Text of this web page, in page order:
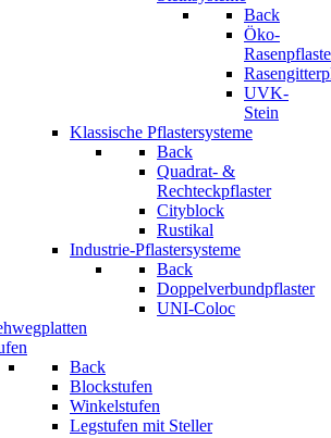
Back
Öko-
UVK-
Stein
Klassische Pflastersysteme
Back
Quadrat- &
Rechteckpflaster
Cityblock
Rustikal
Industrie-Pflastersysteme
Back
Doppelverbundpflaster
UNI-Coloc
Back
Blockstufen
Winkelstufen
Legstufen mit Steller